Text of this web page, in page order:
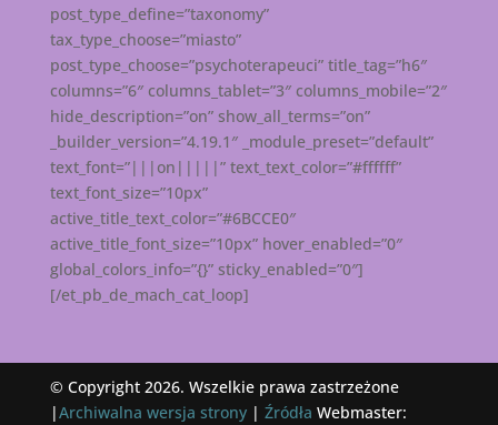
post_type_define=”taxonomy”
tax_type_choose=”miasto”
post_type_choose=”psychoterapeuci” title_tag=”h6″
columns=”6″ columns_tablet=”3″ columns_mobile=”2″
hide_description=”on” show_all_terms=”on”
_builder_version=”4.19.1″ _module_preset=”default”
text_font=”|||on|||||” text_text_color=”#ffffff”
text_font_size=”10px”
active_title_text_color=”#6BCCE0″
active_title_font_size=”10px” hover_enabled=”0″
global_colors_info=”{}” sticky_enabled=”0″]
[/et_pb_de_mach_cat_loop]
© Copyright 2026. Wszelkie prawa zastrzeżone
|Archiwalna wersja strony| Źródła Webmaster: